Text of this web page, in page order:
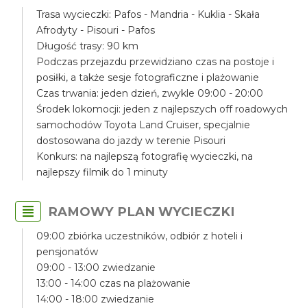
Trasa wycieczki: Pafos - Mandria - Kuklia - Skała
Afrodyty - Pisouri - Pafos
Długość trasy: 90 km
Podczas przejazdu przewidziano czas na postoje i
posiłki, a także sesje fotograficzne i plażowanie
Czas trwania: jeden dzień, zwykle 09:00 - 20:00
Środek lokomocji: jeden z najlepszych off roadowych
samochodów Toyota Land Cruiser, specjalnie
dostosowana do jazdy w terenie Pisouri
Konkurs: na najlepszą fotografię wycieczki, na
najlepszy filmik do 1 minuty
RAMOWY PLAN WYCIECZKI
09:00 zbiórka uczestników, odbiór z hoteli i
pensjonatów
09:00 - 13:00 zwiedzanie
13:00 - 14:00 czas na plażowanie
14:00 - 18:00 zwiedzanie